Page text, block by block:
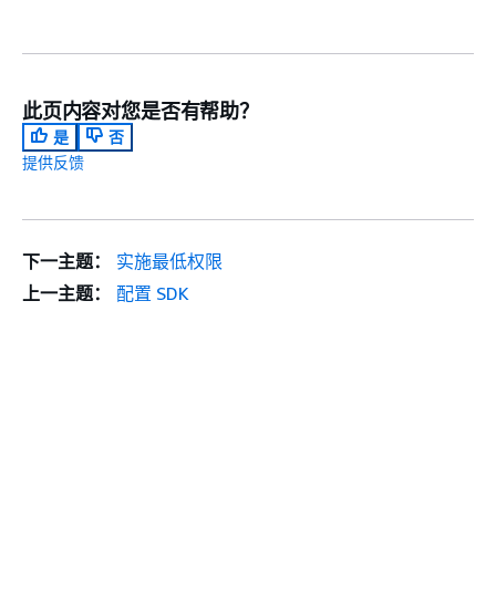
此页内容对您是否有帮助？
是
否
提供反馈
下一主题：
实施最低权限
上一主题：
配置 SDK